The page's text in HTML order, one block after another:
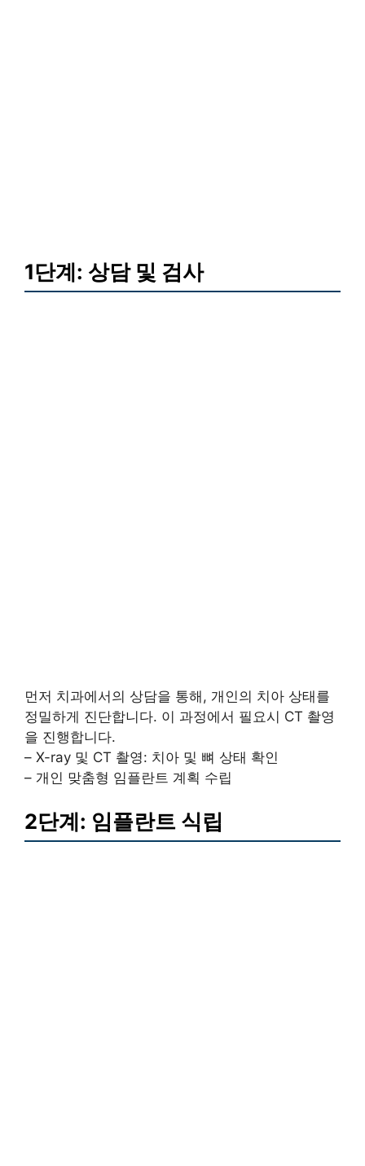
1단계: 상담 및 검사
먼저 치과에서의 상담을 통해, 개인의 치아 상태를
정밀하게 진단합니다. 이 과정에서 필요시 CT 촬영
을 진행합니다.
– X-ray 및 CT 촬영: 치아 및 뼈 상태 확인
– 개인 맞춤형 임플란트 계획 수립
2단계: 임플란트 식립